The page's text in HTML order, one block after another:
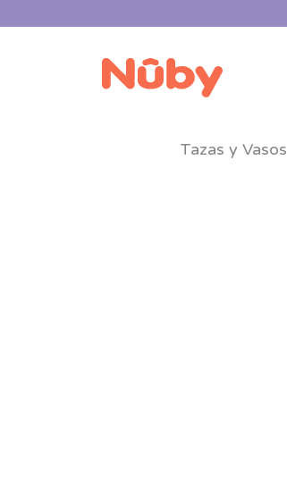
Tazas y Vasos